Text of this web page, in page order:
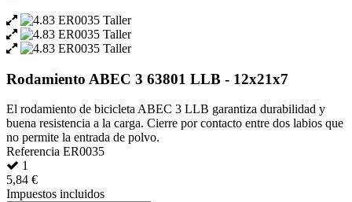
Rodamiento ABEC 3 63801 LLB - 12x21x7
El rodamiento de bicicleta ABEC 3 LLB garantiza durabilidad y
buena resistencia a la carga. Cierre por contacto entre dos labios que
no permite la entrada de polvo.
Referencia ER0035
1
5,84 €
Impuestos incluidos